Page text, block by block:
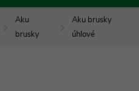
Aku
brusky
Aku brusky
úhlové